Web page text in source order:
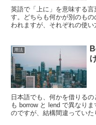
英語で「上に」を意味する
す。どちらも何かが別のも
われますが、それぞれの使い
用法
日本語でも、何かを借りる
も borrow と lend で異なり
のですが、結構間違っていた